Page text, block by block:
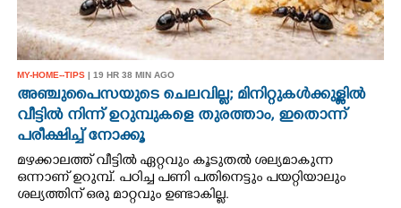
MY-HOME--TIPS | 19 HR 38 MIN AGO
അഞ്ചുപൈസയുടെ ചെലവില്ല; മിനിറ്റുകൾക്കുള്ളിൽ
വീട്ടിൽ നിന്ന് ഉറുമ്പുകളെ തുരത്താം, ഇതൊന്ന്
പരീക്ഷിച്ച് നോക്കൂ
മഴക്കാലത്ത് വീട്ടിൽ ഏറ്റവും കൂടുതൽ ശല്യമാകുന്ന
ഒന്നാണ് ഉറുമ്പ്. പഠിച്ച പണി പതിനെട്ടും പയറ്റിയാലും
ശല്യത്തിന് ഒരു മാറ്റവും ഉണ്ടാകില്ല.